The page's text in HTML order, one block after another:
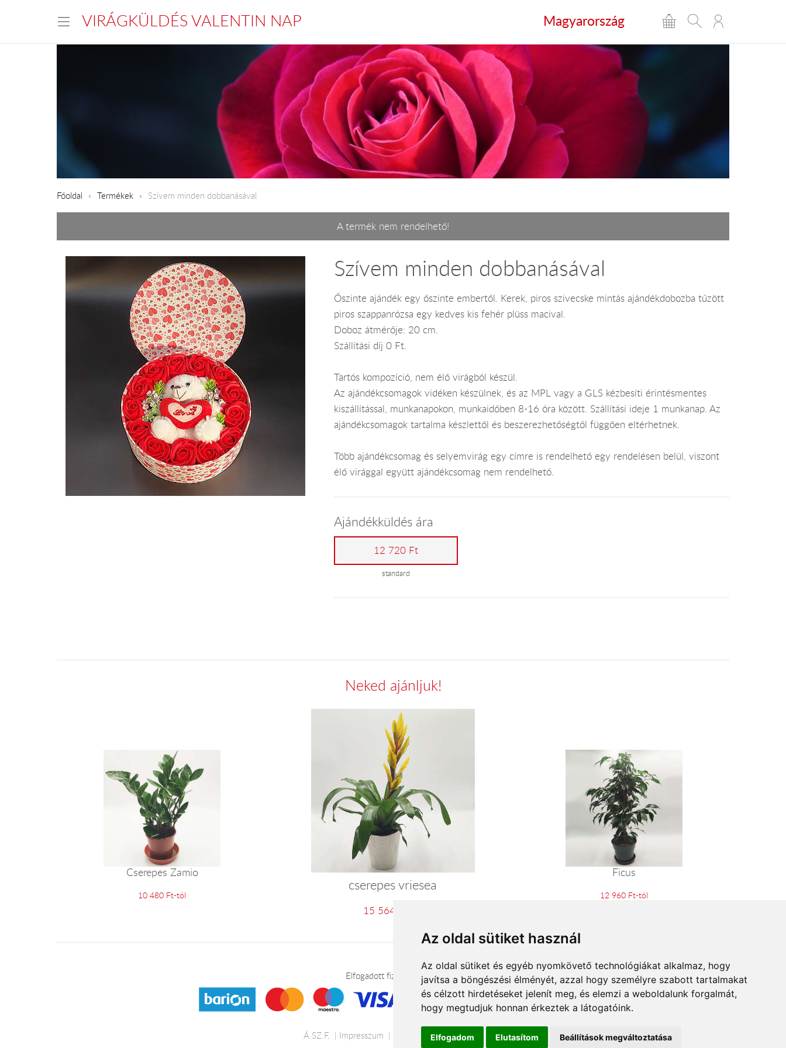
Az oldal sütiket használ
Az oldal sütiket és egyéb nyomkövető technológiákat alkalmaz, hogy
javítsa a böngészési élményét, azzal hogy személyre szabott tartalmakat
és célzott hirdetéseket jelenít meg, és elemzi a weboldalunk forgalmát,
hogy megtudjuk honnan érkeztek a látogatóink.
Elfogadom Elutasítom Beállítások megváltoztatása
VIRÁGKÜLDÉS VALENTIN NAP Magyarország
Főoldal Termékek Szívem minden dobbanásával
A termék nem rendelhető!
Szívem minden dobbanásával
Őszinte ajándék egy őszinte embertől. Kerek, piros szivecske mintás ajándékdobozba tűzött
piros szappanrózsa egy kedves kis fehér plüss macival.
Doboz átmérője: 20 cm.
Szállítási díj 0 Ft.
Tartós kompozíció, nem élő virágból készül.
Az ajándékcsomagok vidéken készülnek, és az MPL vagy a GLS kézbesíti érintésmentes
kiszállítással, munkanapokon, munkaidőben 8-16 óra között. Szállítási ideje 1 munkanap. Az
ajándékcsomagok tartalma készlettől és beszerezhetőségtől függően eltérhetnek.
Több ajándékcsomag és selyemvirág egy címre is rendelhető egy rendelésen belül, viszont
élő virággal együtt ajándékcsomag nem rendelhető.
Ajándékküldés ára
12 720 Ft
standard
Neked ajánljuk!
Cserepes Zamio
10 480 Ft-tól
cserepes vriesea
15 564 Ft-tól
Ficus
12 960 Ft-tól
Elfogadott fizetési módok
Á.SZ.F. Impresszum Adatkezelési tájékoztató